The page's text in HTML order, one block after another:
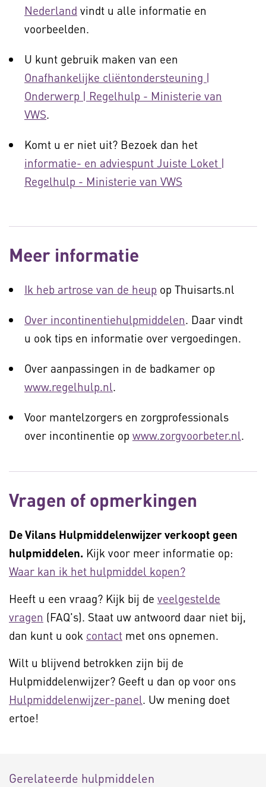
Nederland vindt u alle informatie en
voorbeelden.
U kunt gebruik maken van een
Onafhankelijke cliëntondersteuning |
Onderwerp | Regelhulp - Ministerie van
VWS.
Komt u er niet uit? Bezoek dan het
informatie- en adviespunt Juiste Loket |
Regelhulp - Ministerie van VWS
Meer informatie
Ik heb artrose van de heup op Thuisarts.nl
Over incontinentiehulpmiddelen. Daar vindt
u ook tips en informatie over vergoedingen.
Over aanpassingen in de badkamer op
www.regelhulp.nl.
Voor mantelzorgers en zorgprofessionals
over incontinentie op www.zorgvoorbeter.nl.
Vragen of opmerkingen
De Vilans Hulpmiddelenwijzer verkoopt geen
hulpmiddelen. Kijk voor meer informatie op:
Waar kan ik het hulpmiddel kopen?
Heeft u een vraag? Kijk bij de veelgestelde
vragen (FAQ's). Staat uw antwoord daar niet bij,
dan kunt u ook contact met ons opnemen.
Wilt u blijvend betrokken zijn bij de
Hulpmiddelenwijzer? Geeft u dan op voor ons
Hulpmiddelenwijzer-panel. Uw mening doet
ertoe!
Gerelateerde hulpmiddelen